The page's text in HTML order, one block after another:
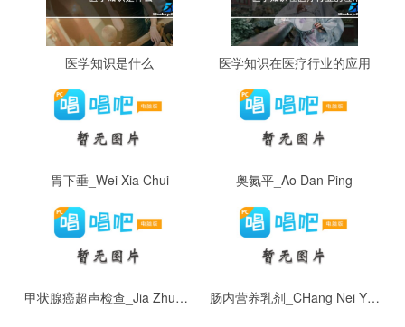
医学知识是什么 医学知识在医疗行业的应用
胃下垂_Wei Xia Chui 奥氮平_Ao Dan Ping
甲状腺癌超声检查_Jia Zhuang Xian Ai Chao Sheng Jian Cha 肠内营养乳剂_CHang Nei Ying Yang Ru Ji